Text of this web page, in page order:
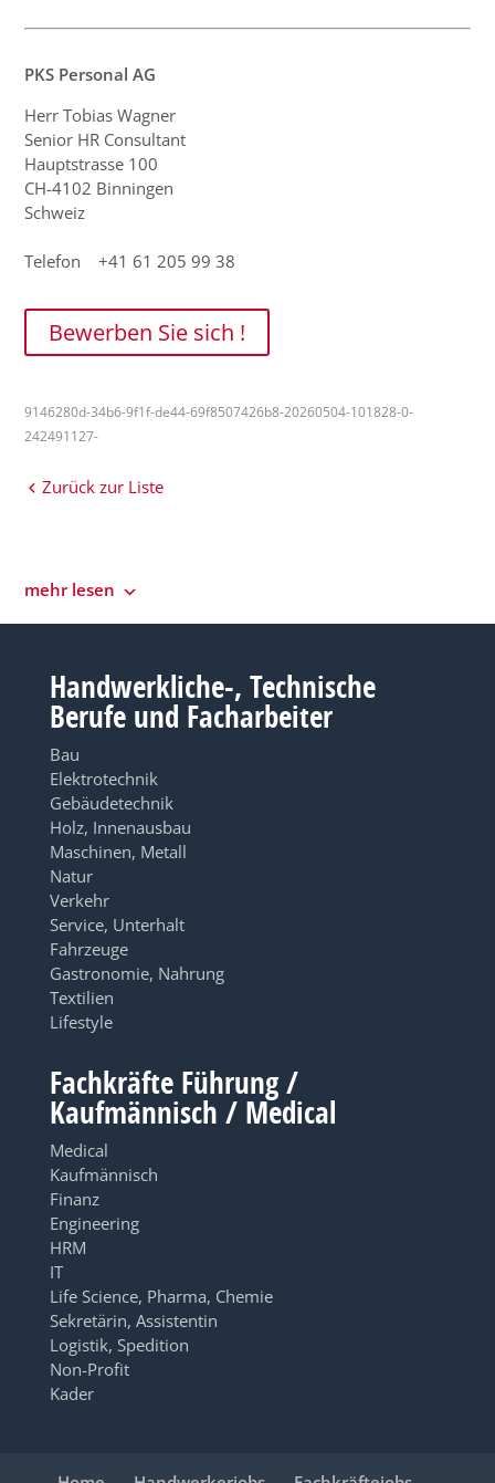
PKS Personal AG
Herr Tobias Wagner
Senior HR Consultant
Hauptstrasse 100
CH-4102 Binningen
Schweiz
Telefon +41 61 205 99 38
Bewerben Sie sich !
9146280d-34b6-9f1f-de44-69f8507426b8-20260504-101828-0-
242491127-
Zurück zur Liste
mehr lesen
Handwerkliche-, Technische
Berufe und Facharbeiter
Bau
Elektrotechnik
Gebäudetechnik
Holz, Innenausbau
Maschinen, Metall
Natur
Verkehr
Service, Unterhalt
Fahrzeuge
Gastronomie, Nahrung
Textilien
Lifestyle
Fachkräfte Führung /
Kaufmännisch / Medical
Medical
Kaufmännisch
Finanz
Engineering
HRM
IT
Life Science, Pharma, Chemie
Sekretärin, Assistentin
Logistik, Spedition
Non-Profit
Kader